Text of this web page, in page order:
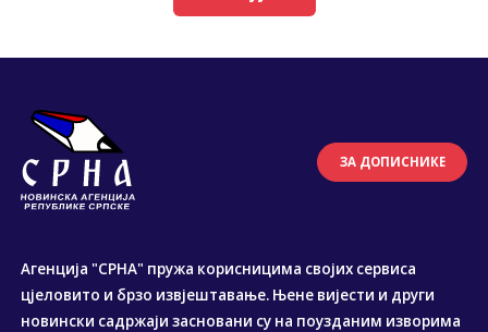
ЗА ДОПИСНИКЕ
Агенција "СРНА" пружа корисницима својих сервиса
цјеловито и брзо извјештавање. Њене вијести и други
новински садржаји засновани су на поузданим изворима